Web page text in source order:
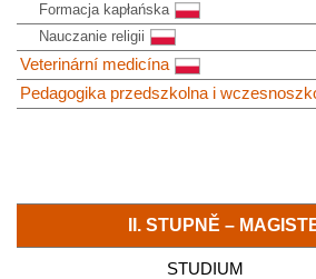
Formacja kapłańska
Nauczanie religii
Veterinární medicína
Pedagogika przedszkolna i
II. STUPNĚ –
STUDIUM